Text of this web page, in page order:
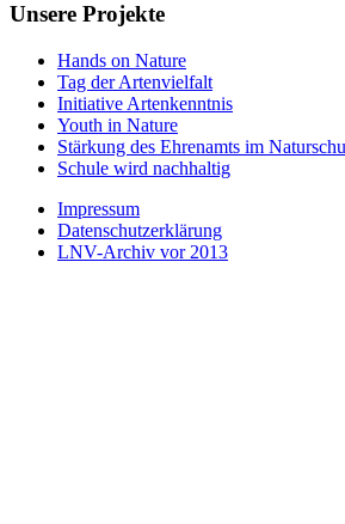
Unsere Projekte
Hands on Nature
Tag der Artenvielfalt
Initiative Artenkenntnis
Youth in Nature
Stärkung des Ehrenamts im
Schule wird nachhaltig
Impressum
Datenschutzerklärung
LNV-Archiv vor 2013